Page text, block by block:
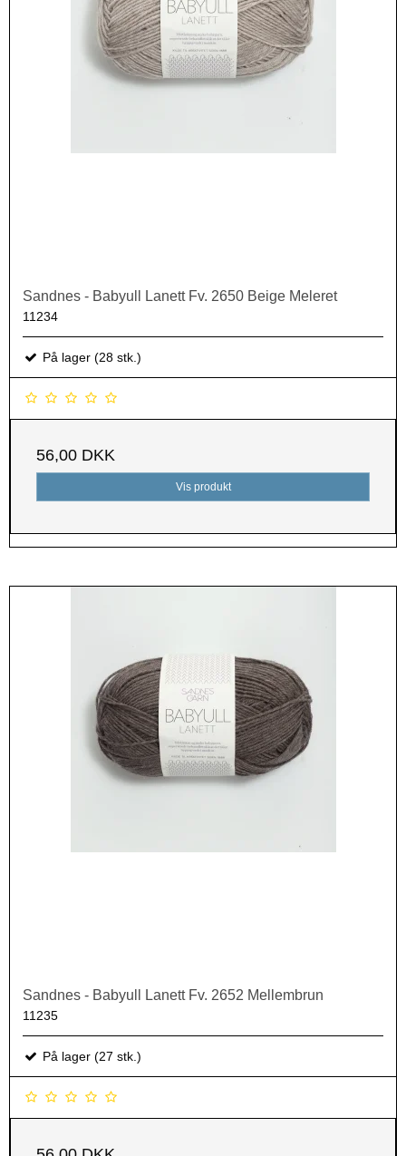
Sandnes - Babyull Lanett Fv. 2650 Beige Meleret
11234
På lager (28 stk.)
56,00 DKK
Vis produkt
Sandnes - Babyull Lanett Fv. 2652 Mellembrun
11235
På lager (27 stk.)